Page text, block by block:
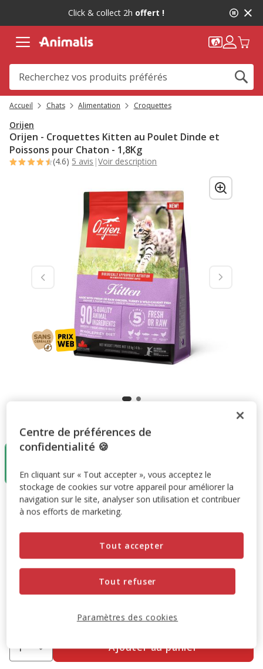
message,
Click & collect 2h offert !
Accueil Chats Alimentation Croquettes
Orijen
Orijen - Croquettes Kitten au Poulet Dinde et
Poissons pour Chaton - 1,8Kg
(4.6) 5 avis |Voir description
1,8Kg
(17.46€ / kg)
Promotion disponible
-10% sur votre première commande* avec votre Carte
Animalis. Offre non cumulable aux autres promotions en
cours.
Prix 31.44€, 17.46 EUR par kg
31.44€ (17.46€ / kg)
Ajouter au panier
Centre de préférences de
confidentialité 🍪
En cliquant sur « Tout accepter », vous acceptez le
stockage de cookies sur votre appareil pour améliorer la
navigation sur le site, analyser son utilisation et contribuer
à nos efforts de marketing.
Tout refuser
Tout accepter
Paramètres des cookies